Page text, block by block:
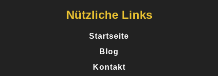
Nützliche Links
Startseite
Blog
Kontakt